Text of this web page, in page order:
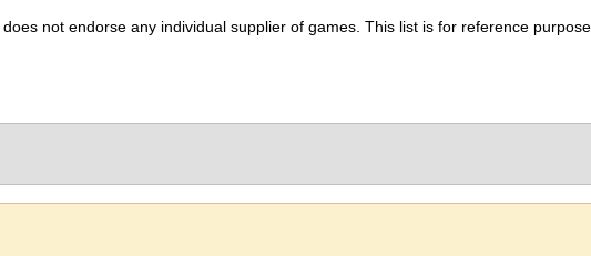
not endorse any individual supplier of games. This list is for reference